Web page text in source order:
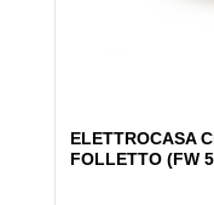
ELETTROCASA
FOLLETTO (FW